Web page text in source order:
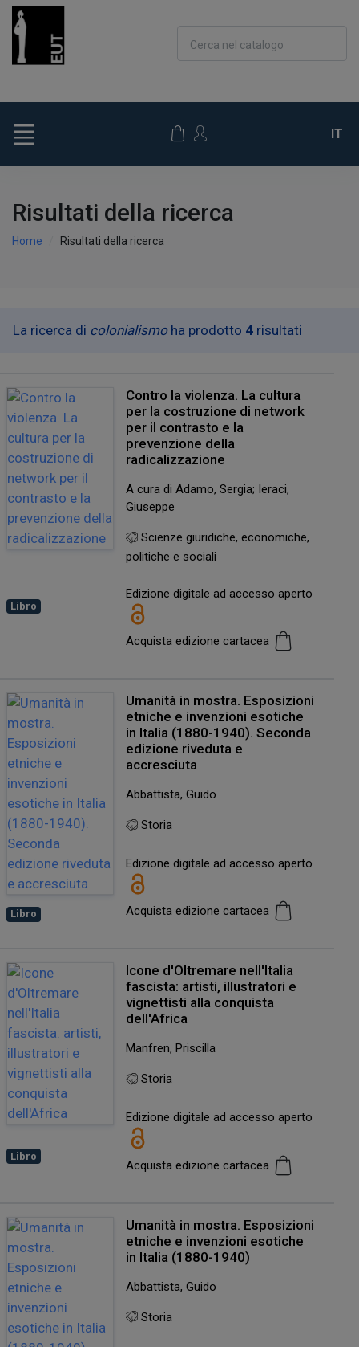
Cerca nel catalogo
IT
Risultati della ricerca
Home Risultati della ricerca
La ricerca di colonialismoha prodotto 4 risultati
Libro
Contro la violenza. La cultura
per la costruzione di network
per il contrasto e la
prevenzione della
radicalizzazione
A cura di Adamo, Sergia; Ieraci,
Giuseppe
Scienze giuridiche, economiche,
politiche e sociali
Edizione digitale ad accesso aperto
Acquista edizione cartacea
Libro
Umanità in mostra. Esposizioni
etniche e invenzioni esotiche
in Italia (1880-1940). Seconda
edizione riveduta e
accresciuta
Abbattista, Guido
Storia
Edizione digitale ad accesso aperto
Acquista edizione cartacea
Libro
Icone d'Oltremare nell'Italia
fascista: artisti, illustratori e
vignettisti alla conquista
dell'Africa
Manfren, Priscilla
Storia
Edizione digitale ad accesso aperto
Acquista edizione cartacea
Umanità in mostra. Esposizioni
etniche e invenzioni esotiche
in Italia (1880-1940)
Abbattista, Guido
Storia